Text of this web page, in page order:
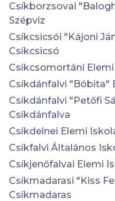
Csíkborzsovai
Szépviz
Csíkcsicsói "Kájoni
Csíkcsicsó
Csíkcsomortáni
Csíkdánfalvi "Bóbita"
Csíkdánfalvi "Petőfi
Csíkdánfalva
Csíkdelnei Elemi
Csíkfalvi Általános
Csíkjenőfalvai Elemi
Csíkmadarasi "Kiss
Csíkmadaras